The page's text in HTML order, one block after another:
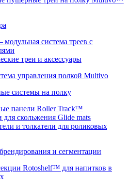
модульная система треев с
треи и аксессуары
управления полкой Multivo
системы на полку
панели Roller Track™
для скольжения Glide mats
и толкатели для роликовых
и сегментации
Rotoshelf™ для напитков в